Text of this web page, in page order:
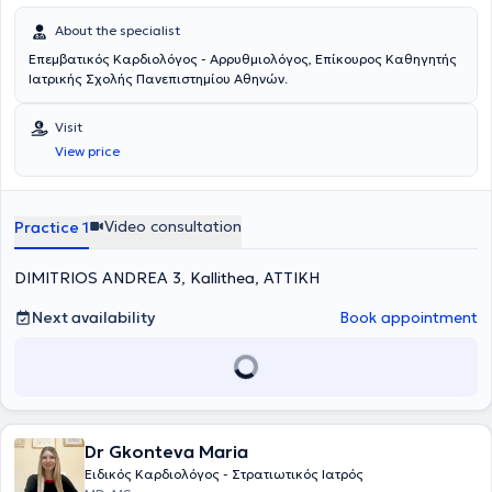
About the specialist
Επεμβατικός Καρδιολόγος - Αρρυθμιολόγος, Επίκoυρος Καθηγητής
Ιατρικής Σχολής Πανεπιστημίου Αθηνών.
Visit
View price
Practice 1 Video consultation
DIMITRIOS ANDREA 3, Kallithea, ΑΤΤΙΚΗ
Next availability
Book appointment
Dr Gkonteva Maria
Ειδικός Καρδιολόγος - Στρατιωτικός Ιατρός